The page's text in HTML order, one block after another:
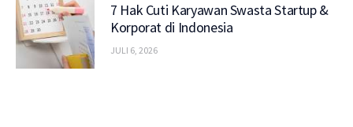
7 Hak Cuti Karyawan Swasta Startup &
Korporat di Indonesia
JULI 6, 2026